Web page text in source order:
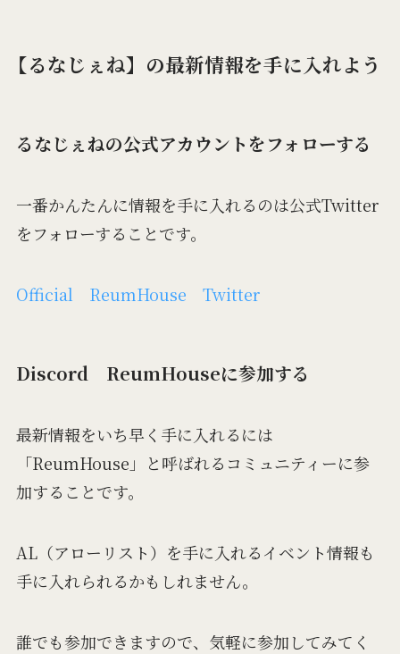
【るなじぇね】の最新情報を手に入れよう
るなじぇねの公式アカウントをフォローする
一番かんたんに情報を手に入れるのは公式Twitter
をフォローすることです。
Official ReumHouse Twitter
Discord ReumHouseに参加する
最新情報をいち早く手に入れるには
「ReumHouse」と呼ばれるコミュニティーに参
加することです。
AL（アローリスト）を手に入れるイベント情報も
手に入れられるかもしれません。
誰でも参加できますので、気軽に参加してみてく